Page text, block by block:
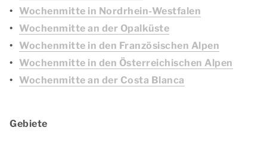
Wochenmitte in Nordrhein-Westfalen
Wochenmitte an der Opalküste
Wochenmitte in den Französischen Alpen
Wochenmitte in den Österreichischen Alpen
Wochenmitte an der Costa Blanca
Gebiete